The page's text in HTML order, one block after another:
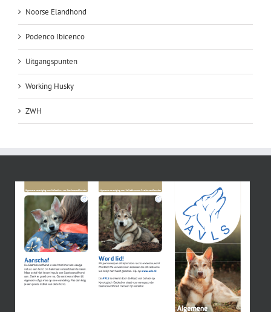
Noorse Elandhond
Podenco Ibicenco
Uitgangspunten
Working Husky
ZWH